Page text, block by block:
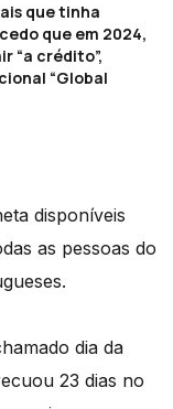
que tinha
que em 2024,
“a crédito”,
“Global
disponíveis
as pessoas do
dia da
23 dias no